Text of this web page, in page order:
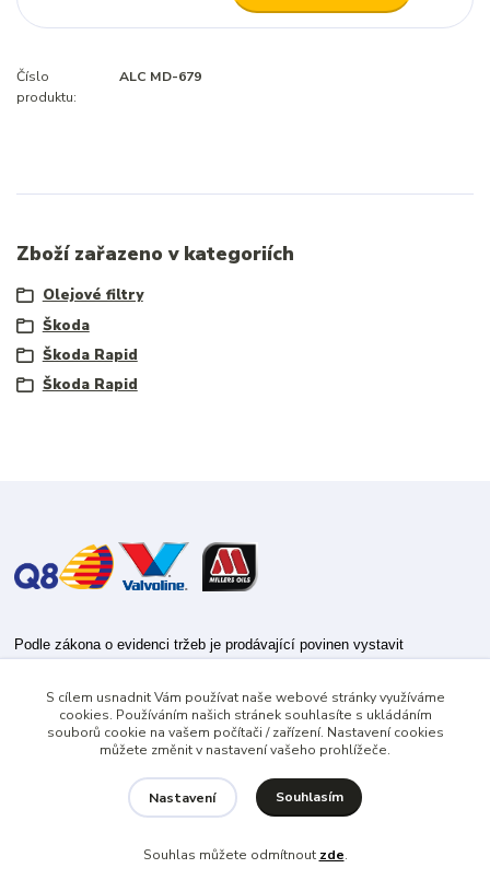
Číslo
produktu:
ALC MD-679
Zboží zařazeno v kategoriích
Olejové filtry
Škoda
Škoda Rapid
Škoda Rapid
Podle zákona o evidenci tržeb je prodávající povinen vystavit
Zároveň je povinen zaevidovat přijatou tržbu u správce daně online; v
případě technického výpadku pak nejpozději do 48 hodin.
S cílem usnadnit Vám používat naše webové stránky využíváme
cookies. Používáním našich stránek souhlasíte s ukládáním
souborů cookie na vašem počítači / zařízení. Nastavení cookies
můžete změnit v nastavení vašeho prohlížeče.
Nastavení Souhlasím
Souhlas můžete odmítnout zde.